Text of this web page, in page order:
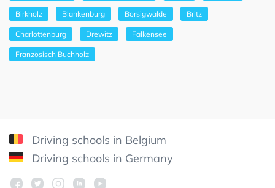
Birkholz Blankenburg Borsigwalde Britz
Charlottenburg Drewitz Falkensee
Französisch Buchholz
Driving schools in Belgium
Driving schools in Germany